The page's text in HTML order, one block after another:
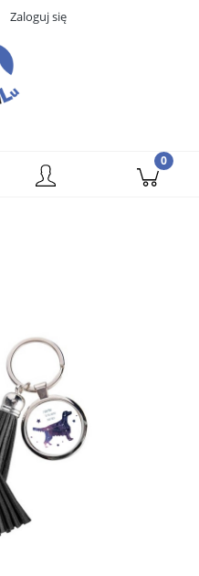
Zaloguj się